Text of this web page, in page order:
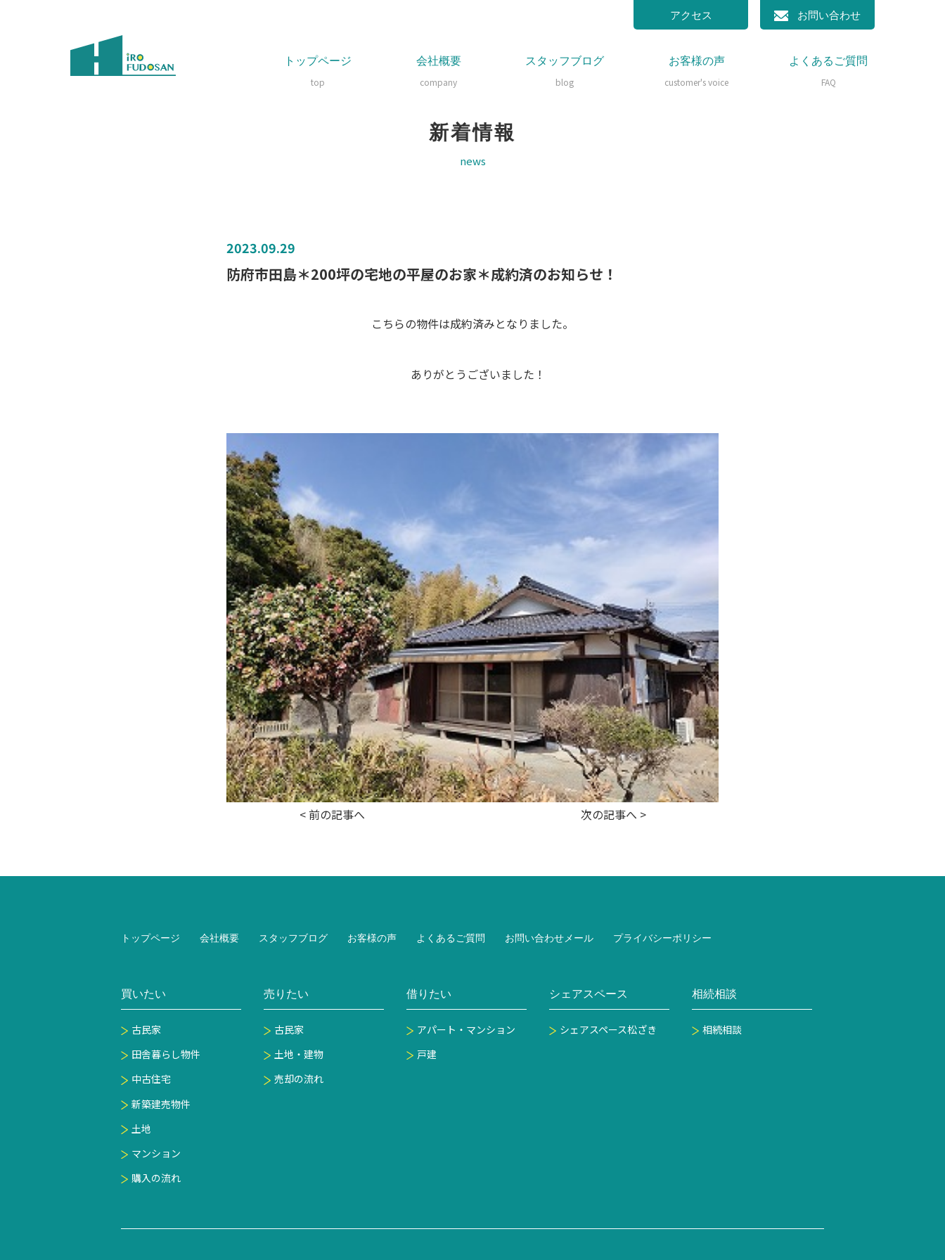
お問い合わせ
アクセス
トップページ
top
会社概要
company
スタッフブログ
blog
お客様の声
customer's voice
よくあるご質問
FAQ
新着情報
news
2023.09.29
防府市田島＊200坪の宅地の平屋のお家＊成約済のお知らせ！
こちらの物件は成約済みとなりました。
ありがとうございました！
<前の記事へ 次の記事へ >
トップページ 会社概要 スタッフブログ お客様の声 よくあるご質問 お問い合わせメール プライバシーポリシー
買いたい
古民家
田舎暮らし物件
中古住宅
新築建売物件
土地
マンション
購入の流れ
売りたい
古民家
土地・建物
売却の流れ
借りたい
アパート・マンション
戸建
シェアスペース
シェアスペース松ざき
相続相談
相続相談